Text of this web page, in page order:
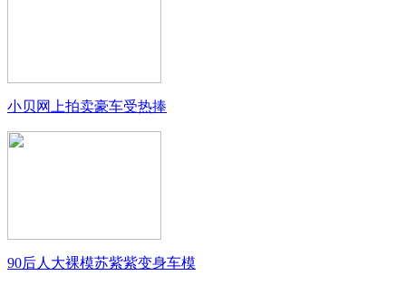
小贝网上拍卖豪车受热捧
90后人大裸模苏紫紫变身车模